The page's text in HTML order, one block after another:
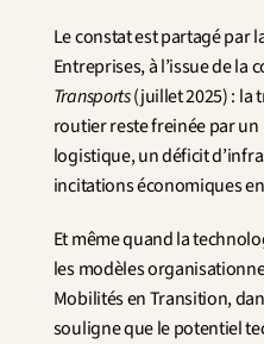
Le constat est partagé par
Entreprises, à l’issue de la
Transports (juillet 2025) :
routier reste freinée par
logistique, un déficit
incitations économiques
Et même quand la
les modèles
Mobilités en Transition,
souligne que le potentiel